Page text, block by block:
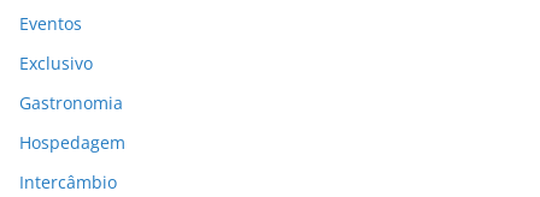
Eventos
Exclusivo
Gastronomia
Hospedagem
Intercâmbio